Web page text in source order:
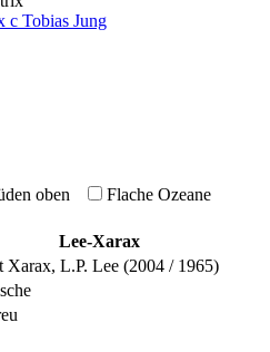
c Tobias Jung
oben Flache Ozeane
Lee-Xarax
Xarax, L.P. Lee (2004 / 1965)